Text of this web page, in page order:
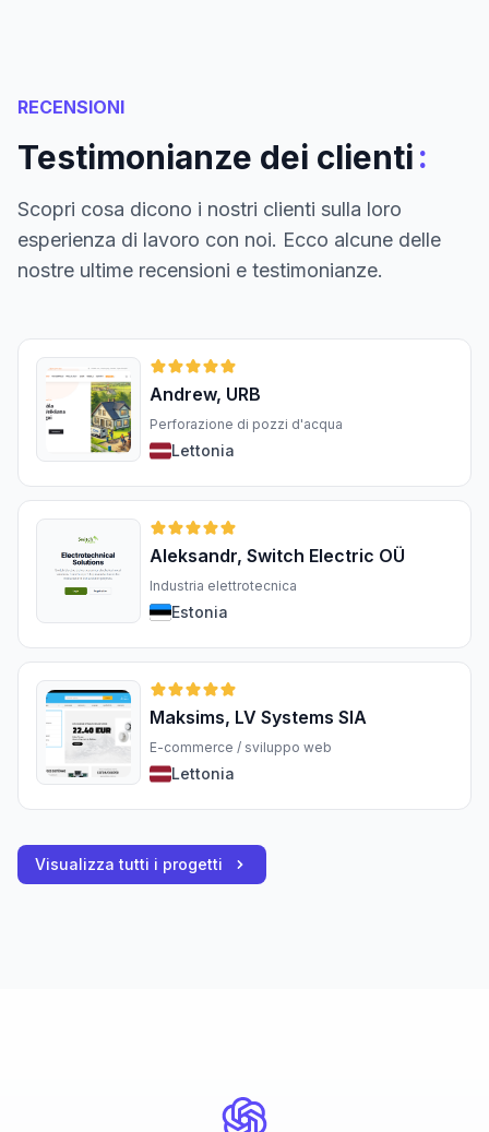
RECENSIONI
Testimonianze dei clienti:
Scopri cosa dicono i nostri clienti sulla loro
esperienza di lavoro con noi. Ecco alcune delle
nostre ultime recensioni e testimonianze.
Andrew, URB
Perforazione di pozzi d'acqua
Lettonia
Aleksandr, Switch Electric OÜ
Industria elettrotecnica
Estonia
Maksims, LV Systems SIA
E-commerce / sviluppo web
Lettonia
Visualizza tutti i progetti